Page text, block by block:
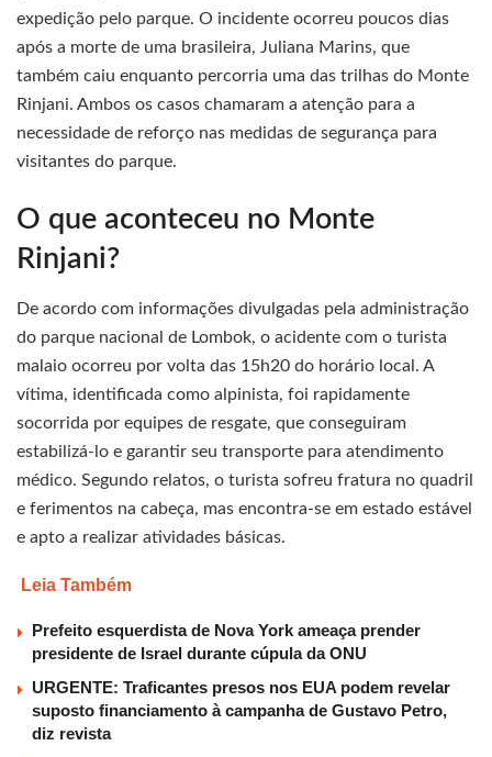
expedição pelo parque. O incidente ocorreu poucos dias
após a morte de uma brasileira, Juliana Marins, que
também caiu enquanto percorria uma das trilhas do Monte
Rinjani. Ambos os casos chamaram a atenção para a
necessidade de reforço nas medidas de segurança para
visitantes do parque.
O que aconteceu no Monte
Rinjani?
De acordo com informações divulgadas pela administração
do parque nacional de Lombok, o acidente com o turista
malaio ocorreu por volta das 15h20 do horário local. A
vítima, identificada como alpinista, foi rapidamente
socorrida por equipes de resgate, que conseguiram
estabilizá-lo e garantir seu transporte para atendimento
médico. Segundo relatos, o turista sofreu fratura no quadril
e ferimentos na cabeça, mas encontra-se em estado estável
e apto a realizar atividades básicas.
Leia Também
Prefeito esquerdista de Nova York ameaça prender
presidente de Israel durante cúpula da ONU
URGENTE: Traficantes presos nos EUA podem revelar
suposto financiamento à campanha de Gustavo Petro,
diz revista